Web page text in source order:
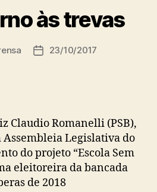
às trevas
Data23/10/2017
Claudio Romanelli (PSB),
Legislativa do
do projeto “Escola Sem
eleitoreira da bancada
de 2018